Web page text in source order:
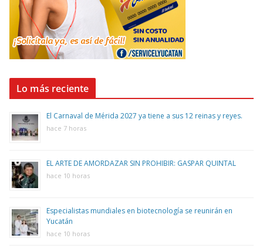
Lo más reciente
El Carnaval de Mérida 2027 ya tiene a sus 12 reinas y reyes.
hace 7 horas
EL ARTE DE AMORDAZAR SIN PROHIBIR: GASPAR QUINTAL
hace 10 horas
Especialistas mundiales en biotecnología se reunirán en
Yucatán
hace 10 horas